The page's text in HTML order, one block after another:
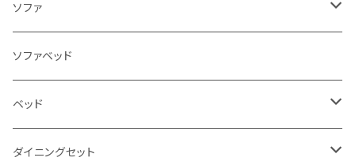
ソファ
3人掛け
2.5人掛け
2人掛け
ソファベッド
ベッド
シングルサイズ以下（フレームのみ）
ダイニングセット